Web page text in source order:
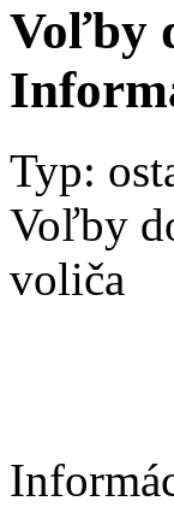
Voľby
Typ:
Voľby
voliča